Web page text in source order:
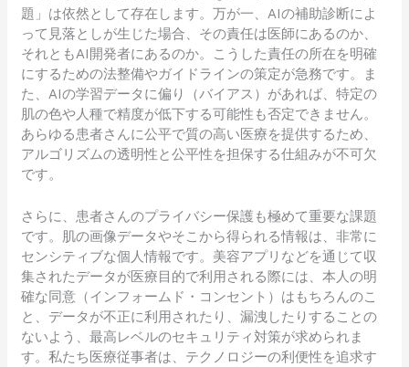
題」は依然として存在します。万が一、AIの補助診断によ
って見落としが生じた場合、その責任は医師にあるのか、
それともAI開発者にあるのか。こうした責任の所在を明確
にするための法整備やガイドラインの策定が急務です。ま
た、AIの学習データに偏り（バイアス）があれば、特定の
肌の色や人種で精度が低下する可能性も否定できません。
あらゆる患者さんに公平で質の高い医療を提供するため、
アルゴリズムの透明性と公平性を担保する仕組みが不可欠
です。
さらに、患者さんのプライバシー保護も極めて重要な課題
です。肌の画像データやそこから得られる情報は、非常に
センシティブな個人情報です。美容アプリなどを通じて収
集されたデータが医療目的で利用される際には、本人の明
確な同意（インフォームド・コンセント）はもちろんのこ
と、データが不正に利用されたり、漏洩したりすることの
ないよう、最高レベルのセキュリティ対策が求められま
す。私たち医療従事者は、テクノロジーの利便性を追求す